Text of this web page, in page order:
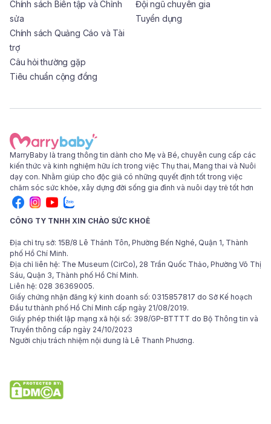
Chính sách Biên tập và Chỉnh
sửa
Chính sách Quảng Cáo và Tài
trợ
Câu hỏi thường gặp
Tiêu chuẩn cộng đồng
Đội ngũ chuyên gia
Tuyển dụng
MarryBaby là trang thông tin dành cho Mẹ và Bé, chuyên cung cấp các
kiến thức và kinh nghiệm hữu ích trong việc Thụ thai, Mang thai và Nuôi
dạy con. Nhằm giúp cho độc giả có những quyết định tốt trong việc
chăm sóc sức khỏe, xây dựng đời sống gia đình và nuôi dạy trẻ tốt hơn
CÔNG TY TNHH XIN CHÀO SỨC KHOẺ
Địa chỉ trụ sở: 15B/8 Lê Thánh Tôn, Phường Bến Nghé, Quận 1, Thành
phố Hồ Chí Minh.
Địa chỉ liên hệ: The Museum (CirCo), 28 Trần Quốc Thảo, Phường Võ Thị
Sáu, Quận 3, Thành phố Hồ Chí Minh.
Liên hệ: 028 36369005.
Giấy chứng nhận đăng ký kinh doanh số: 0315857817 do Sở Kế hoạch
Đầu tư thành phố Hồ Chí Minh cấp ngày 21/08/2019.
Giấy phép thiết lập mạng xã hội số: 398/GP-BTTTT do Bộ Thông tin và
Truyền thông cấp ngày 24/10/2023
Người chịu trách nhiệm nội dung là Lê Thanh Phương.